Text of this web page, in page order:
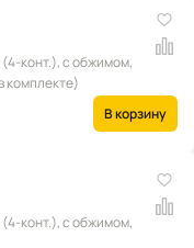
конт.), с обжимом,
комплекте)
В корзину
конт.), с обжимом,